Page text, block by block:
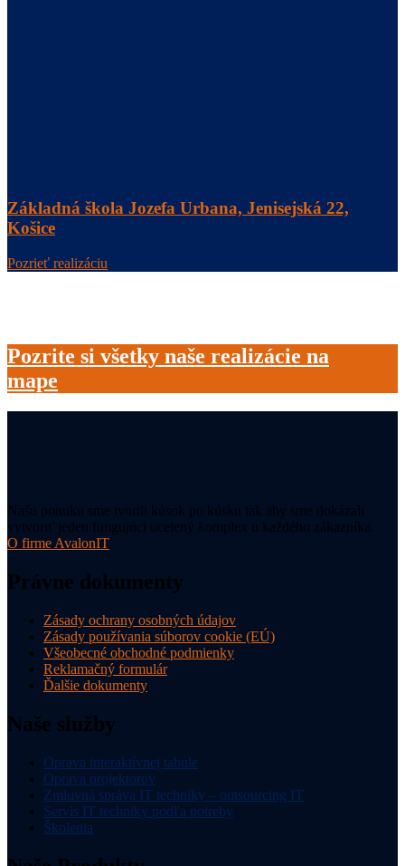
Základná škola Jozefa Urbana, Jenisejská 22,
Košice
Pozrieť realizáciu
Pozrite si všetky naše realizácie na
mape
Našu ponuku sme tvorili kúsok po kúsku tak aby sme dokázali
vytvoriť jeden fungujúci ucelený komplex u každého zákazníka.
O firme AvalonIT
Právne dokumenty
Zásady ochrany osobných údajov
Zásady používania súborov cookie (EÚ)
Všeobecné obchodné podmienky
Reklamačný formulár
Ďalšie dokumenty
Naše služby
Oprava interaktívnej tabule
Oprava projektorov
Zmluvná správa IT techniky – outsourcing IT
Servis IT techniky podľa potreby
Školenia